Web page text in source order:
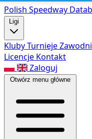
Polish Speedway
Ligi
KlubyTurnieje
Licencje Kontakt
Zaloguj
Otwórz menu główne